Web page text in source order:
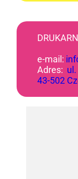
e-mail:
Adres:
43-502